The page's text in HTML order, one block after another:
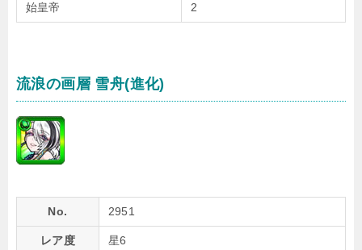
始皇帝 2
流浪の画層 雪舟(進化)
No. 2951
レア度 星6